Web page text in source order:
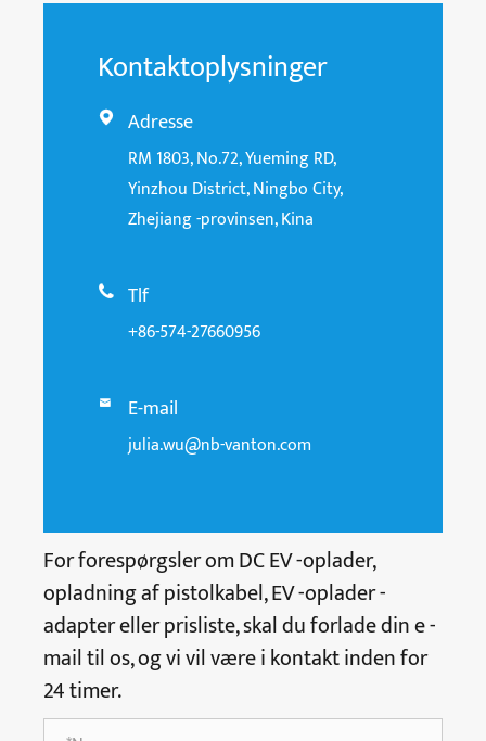
Kontaktoplysninger
 Adresse
RM 1803, No.72, Yueming RD,
Yinzhou District, Ningbo City,
Zhejiang -provinsen, Kina
 Tlf
+86-574-27660956
 E-mail
julia.wu@nb-vanton.com
For forespørgsler om DC EV -oplader,
opladning af pistolkabel, EV -oplader -
adapter eller prisliste, skal du forlade din e -
mail til os, og vi vil være i kontakt inden for
24 timer.